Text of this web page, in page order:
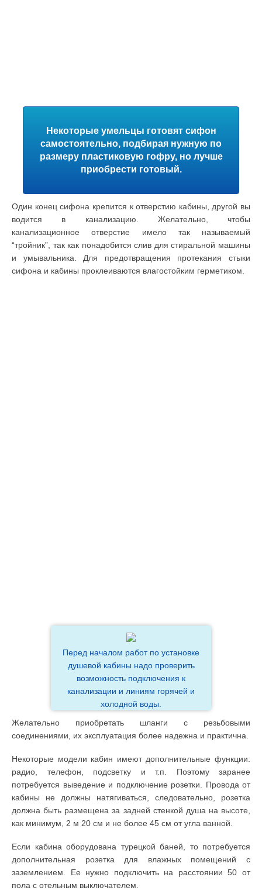
Некоторые умельцы готовят сифон
самостоятельно, подбирая нужную по
размеру пластиковую гофру, но лучше
приобрести готовый.
Один конец сифона крепится к отверстию кабины, другой вы
водится в канализацию. Желательно, чтобы
канализационное отверстие имело так называемый
“тройник”, так как понадобится слив для стиральной машины
и умывальника. Для предотвращения протекания стыки
сифона и кабины проклеиваются влагостойким герметиком.
Перед началом работ по установке
душевой кабины надо проверить
возможность подключения к
канализации и линиям горячей и
холодной воды.
Желательно приобретать шланги с резьбовыми
соединениями, их эксплуатация более надежна и практична.
Некоторые модели кабин имеют дополнительные функции:
радио, телефон, подсветку и т.п. Поэтому заранее
потребуется выведение и подключение розетки. Провода от
кабины не должны натягиваться, следовательно, розетка
должна быть размещена за задней стенкой душа на высоте,
как минимум, 2 м 20 см и не более 45 см от угла ванной.
Если кабина оборудована турецкой баней, то потребуется
дополнительная розетка для влажных помещений с
заземлением. Ее нужно подключить на расстоянии 50 от
пола с отельным выключателем.